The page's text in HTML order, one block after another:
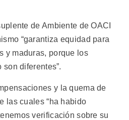
de Ambiente de OACI
“garantiza equidad para
y maduras, porque los
diferentes”.
y la quema de
las cuales “ha habido
verificación sobre su